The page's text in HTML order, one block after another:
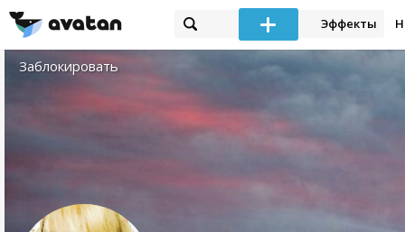
Эффекты
Заблокировать